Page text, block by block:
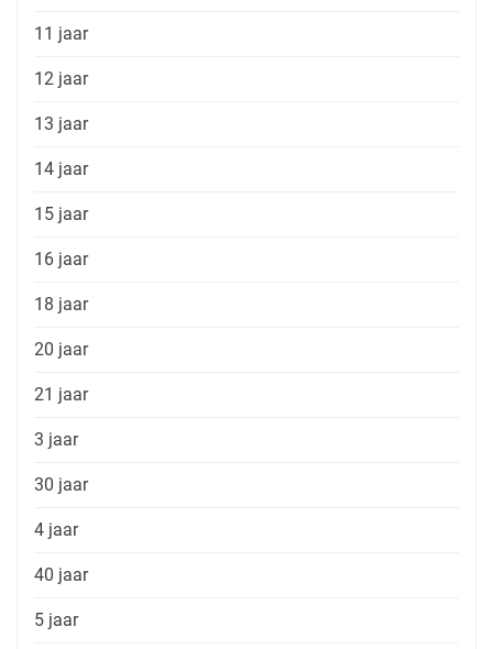
11 jaar
12 jaar
13 jaar
14 jaar
15 jaar
16 jaar
18 jaar
20 jaar
21 jaar
3 jaar
30 jaar
4 jaar
40 jaar
5 jaar